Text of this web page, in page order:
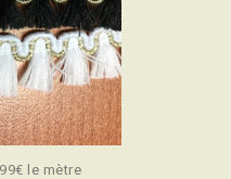
le mètre